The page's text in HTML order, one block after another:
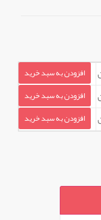
افزودن به سبد خرید
افزودن به سبد خرید
افزودن به سبد خرید